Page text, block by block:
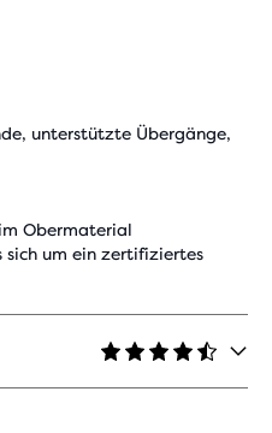
unterstützte Übergänge,
Obermaterial
sich um ein zertifiziertes